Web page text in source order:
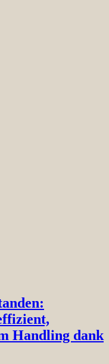
Handling dank